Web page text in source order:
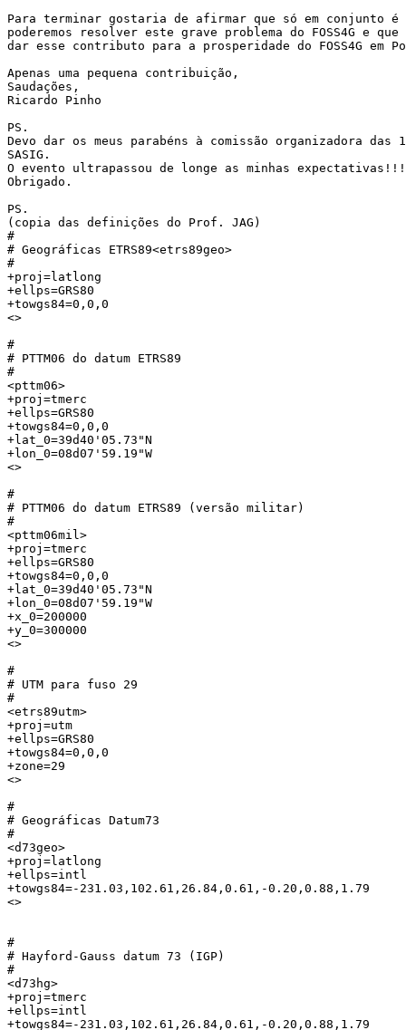
Para terminar gostaria de afirmar que só em conjunto é
poderemos resolver este grave problema do FOSS4G e
dar esse contributo para a prosperidade do FOSS4G em
Apenas uma pequena contribuição,
Saudações,
Ricardo Pinho
PS.
Devo dar os meus parabéns à comissão organizadora das
SASIG.
O evento ultrapassou de longe as minhas expectativas!!!
Obrigado.
PS.
(copia das definições do Prof. JAG)
#
# Geográficas ETRS89<etrs89geo>
#
+proj=latlong
+ellps=GRS80
+towgs84=0,0,0
<>
#
# PTTM06 do datum ETRS89
#
<pttm06>
+proj=tmerc
+ellps=GRS80
+towgs84=0,0,0
+lat_0=39d40'05.73"N
+lon_0=08d07'59.19"W
<>
#
# PTTM06 do datum ETRS89 (versão militar)
#
<pttm06mil>
+proj=tmerc
+ellps=GRS80
+towgs84=0,0,0
+lat_0=39d40'05.73"N
+lon_0=08d07'59.19"W
+x_0=200000
+y_0=300000
<>
#
# UTM para fuso 29
#
<etrs89utm>
+proj=utm
+ellps=GRS80
+towgs84=0,0,0
+zone=29
<>
#
# Geográficas Datum73
#
<d73geo>
+proj=latlong
+ellps=intl
+towgs84=-231.03,102.61,26.84,0.61,-0.20,0.88,1.79
<>
#
# Hayford-Gauss datum 73 (IGP)
#
<d73hg>
+proj=tmerc
+ellps=intl
+towgs84=-231.03,102.61,26.84,0.61,-0.20,0.88,1.79